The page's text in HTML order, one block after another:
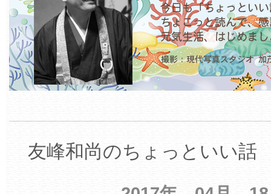
友峰和尚のちょっといい話